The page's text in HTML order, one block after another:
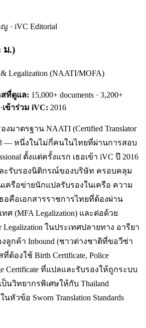
· iVC Editorial
ม.)
Legalization (NAATI/MOFA)
สที่ดูแล: 15,000+ documents · 3,200+
·เข้าร่วม iVC: 2016
มาตรฐาน NAATI (Certified Translator
— หนึ่งในไม่กี่คนในไทยที่ผ่านการสอบ
ตั้งแต่ครั้งแรก เธอเข้า iVC ปี 2016
ะรับรองนิติกรณ์ของบริษัท ครอบคลุม
ครือข่ายนักแปลรับรองในเครือ ความ
อคือเอกสารราชการไทยที่ต้องผ่าน
ศ (MFA Legalization) และต่อด้วย
Legalization ในประเทศปลายทาง อารียา
ลูกค้า Inbound (ชาวต่างชาติที่ขอวีซ่า
ต้องใช้ Birth Certificate, Police
Certificate ที่แปลและรับรองให้ถูกระบบ
ป็นวิทยากรพิเศษให้กับ Thailand
ในหัวข้อ Sworn Translation Standards